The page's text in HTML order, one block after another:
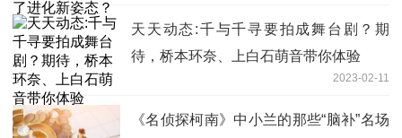
天天动态:千与千寻要拍成舞台剧？期
待，桥本环奈、上白石萌音带你体验
2023-02-11
《名侦探柯南》中小兰的那些“脑补”名场